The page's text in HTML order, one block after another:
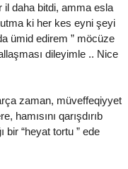
daha bitdi, amma esla
ki her kes eyni şeyi
ümid edirem ” möcüze
dileyimle .. Nice
zaman, müveffeqiyyet
qarışdırıb
bir “heyat tortu ” ede